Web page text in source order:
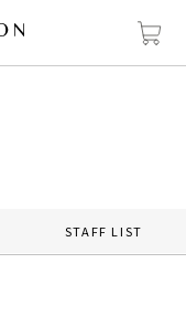
STAFF LIST